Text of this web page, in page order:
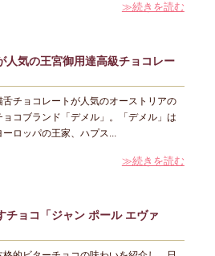
≫続きを読む
人気の王宮御用達高級チョコレー
舌チョコレートが人気のオーストリアの
ョコブランド「デメル」。「デメル」は
ーロッパの王家、ハプス...
≫続きを読む
チョコ「ジャン ポール エヴァ